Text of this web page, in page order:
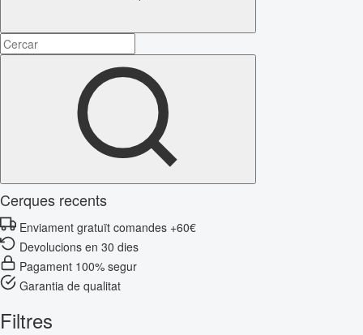
Cerques recents
Enviament gratuït comandes +60€
Devolucions en 30 dies
Pagament 100% segur
Garantia de qualitat
Filtres